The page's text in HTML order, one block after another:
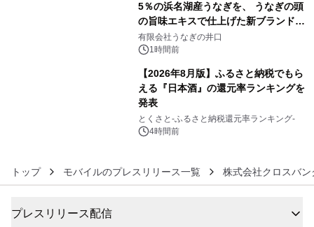
5％の浜名湖産うなぎを、 うなぎの頭
の旨味エキスで仕上げた新ブランド
「井口の誉」誕生
有限会社うなぎの井口
1時間前
【2026年8月版】ふるさと納税でもら
える『日本酒』の還元率ランキングを
発表
とくさと-ふるさと納税還元率ランキング-
4時間前
トップ モバイルのプレスリリース一覧 株式会社クロスバン
プレスリリース配信